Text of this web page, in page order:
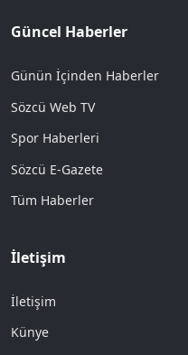
Haberler - Yazarlar
Emin Çölaşan